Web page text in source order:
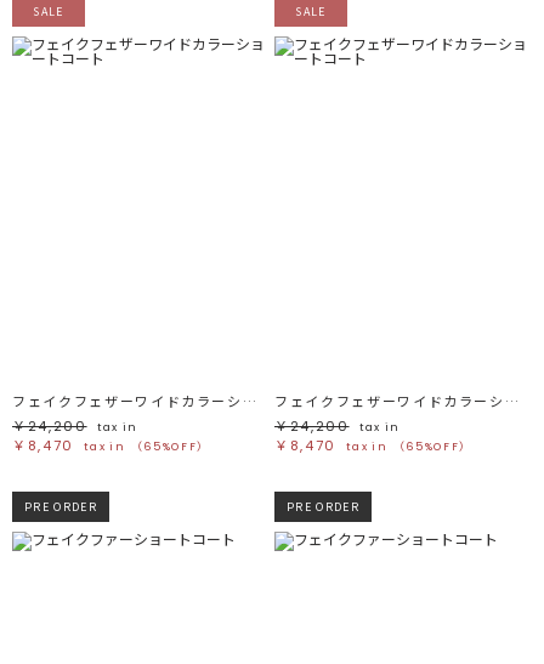
この条件で絞り込む
SALE
フェイクフェザーワイドカラーショートコート
￥24,200
tax in
￥8,470 tax in （65%OFF）
SALE
フェイクフェザーワイドカラーショートコート
￥24,200
tax in
￥8,470 tax in （65%OFF）
PRE ORDER PRE ORDER